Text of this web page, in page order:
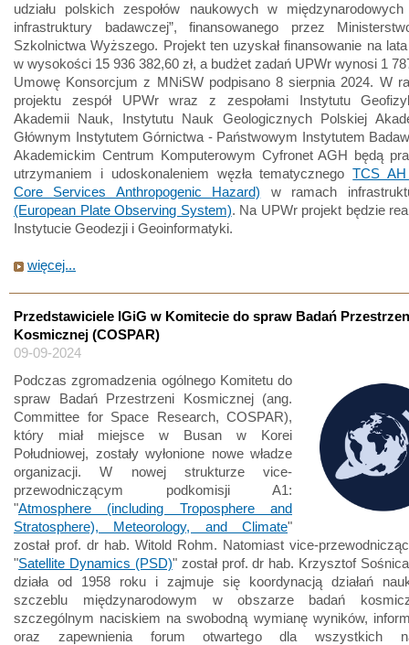
udziału polskich zespołów naukowych w międzynarodowych
infrastruktury badawczej”, finansowanego przez
Szkolnictwa Wyższego. Projekt ten uzyskał finansowanie na
w wysokości 15 936 382,60 zł, a budżet zadań UPWr wynosi 1
Umowę Konsorcjum z MNiSW podpisano 8 sierpnia 2024. W
projektu zespół UPWr wraz z zespołami Instytutu
Akademii Nauk, Instytutu Nauk Geologicznych Polskiej
Głównym Instytutem Górnictwa - Państwowym Instytutem
Akademickim Centrum Komputerowym Cyfronet AGH będą
utrzymaniem i udoskonaleniem węzła tematycznegoTCS
Core Services Anthropogenic Hazard) w ramach
(European Plate Observing System). Na UPWr projekt będzie
Instytucie Geodezji i Geoinformatyki.
więcej...
Przedstawiciele IGiG w Komitecie do spraw Badań
Kosmicznej (COSPAR)
09-09-2024
Podczas zgromadzenia ogólnego Komitetu do
spraw Badań Przestrzeni Kosmicznej (ang.
Committee for Space Research, COSPAR),
który miał miejsce w Busan w Korei
Południowej, zostały wyłonione nowe władze
organizacji. W nowej strukturze vice-
przewodniczącym podkomisji A1:
"Atmosphere (including Troposphere and
Stratosphere), Meteorology, and Climate"
został prof. dr hab. Witold Rohm. Natomiast vice-
"Satellite Dynamics (PSD)" został prof. dr hab. Krzysztof
działa od 1958 roku i zajmuje się koordynacją działań
szczeblu międzynarodowym w obszarze badań
szczególnym naciskiem na swobodną wymianę wyników,
oraz zapewnienia forum otwartego dla wszystkich